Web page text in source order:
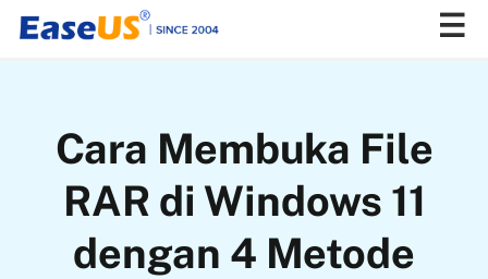
Cara Membuka File
RAR di Windows 11
dengan 4 Metode